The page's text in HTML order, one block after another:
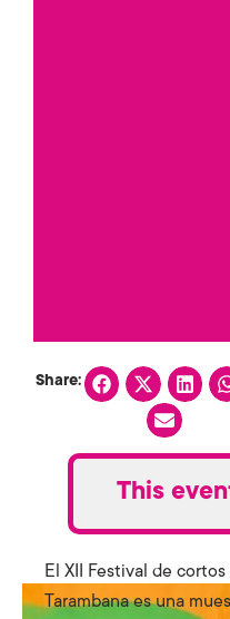
Share:
This
El XII Festival de
Tarambana es una